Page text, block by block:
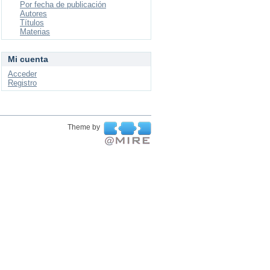
Por fecha de publicación
Autores
Títulos
Materias
Mi cuenta
Acceder
Registro
Theme by